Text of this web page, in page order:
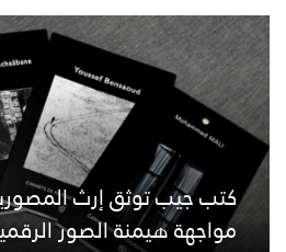
كتب جيب توثق إرث
مواجهة هيمنة الصور